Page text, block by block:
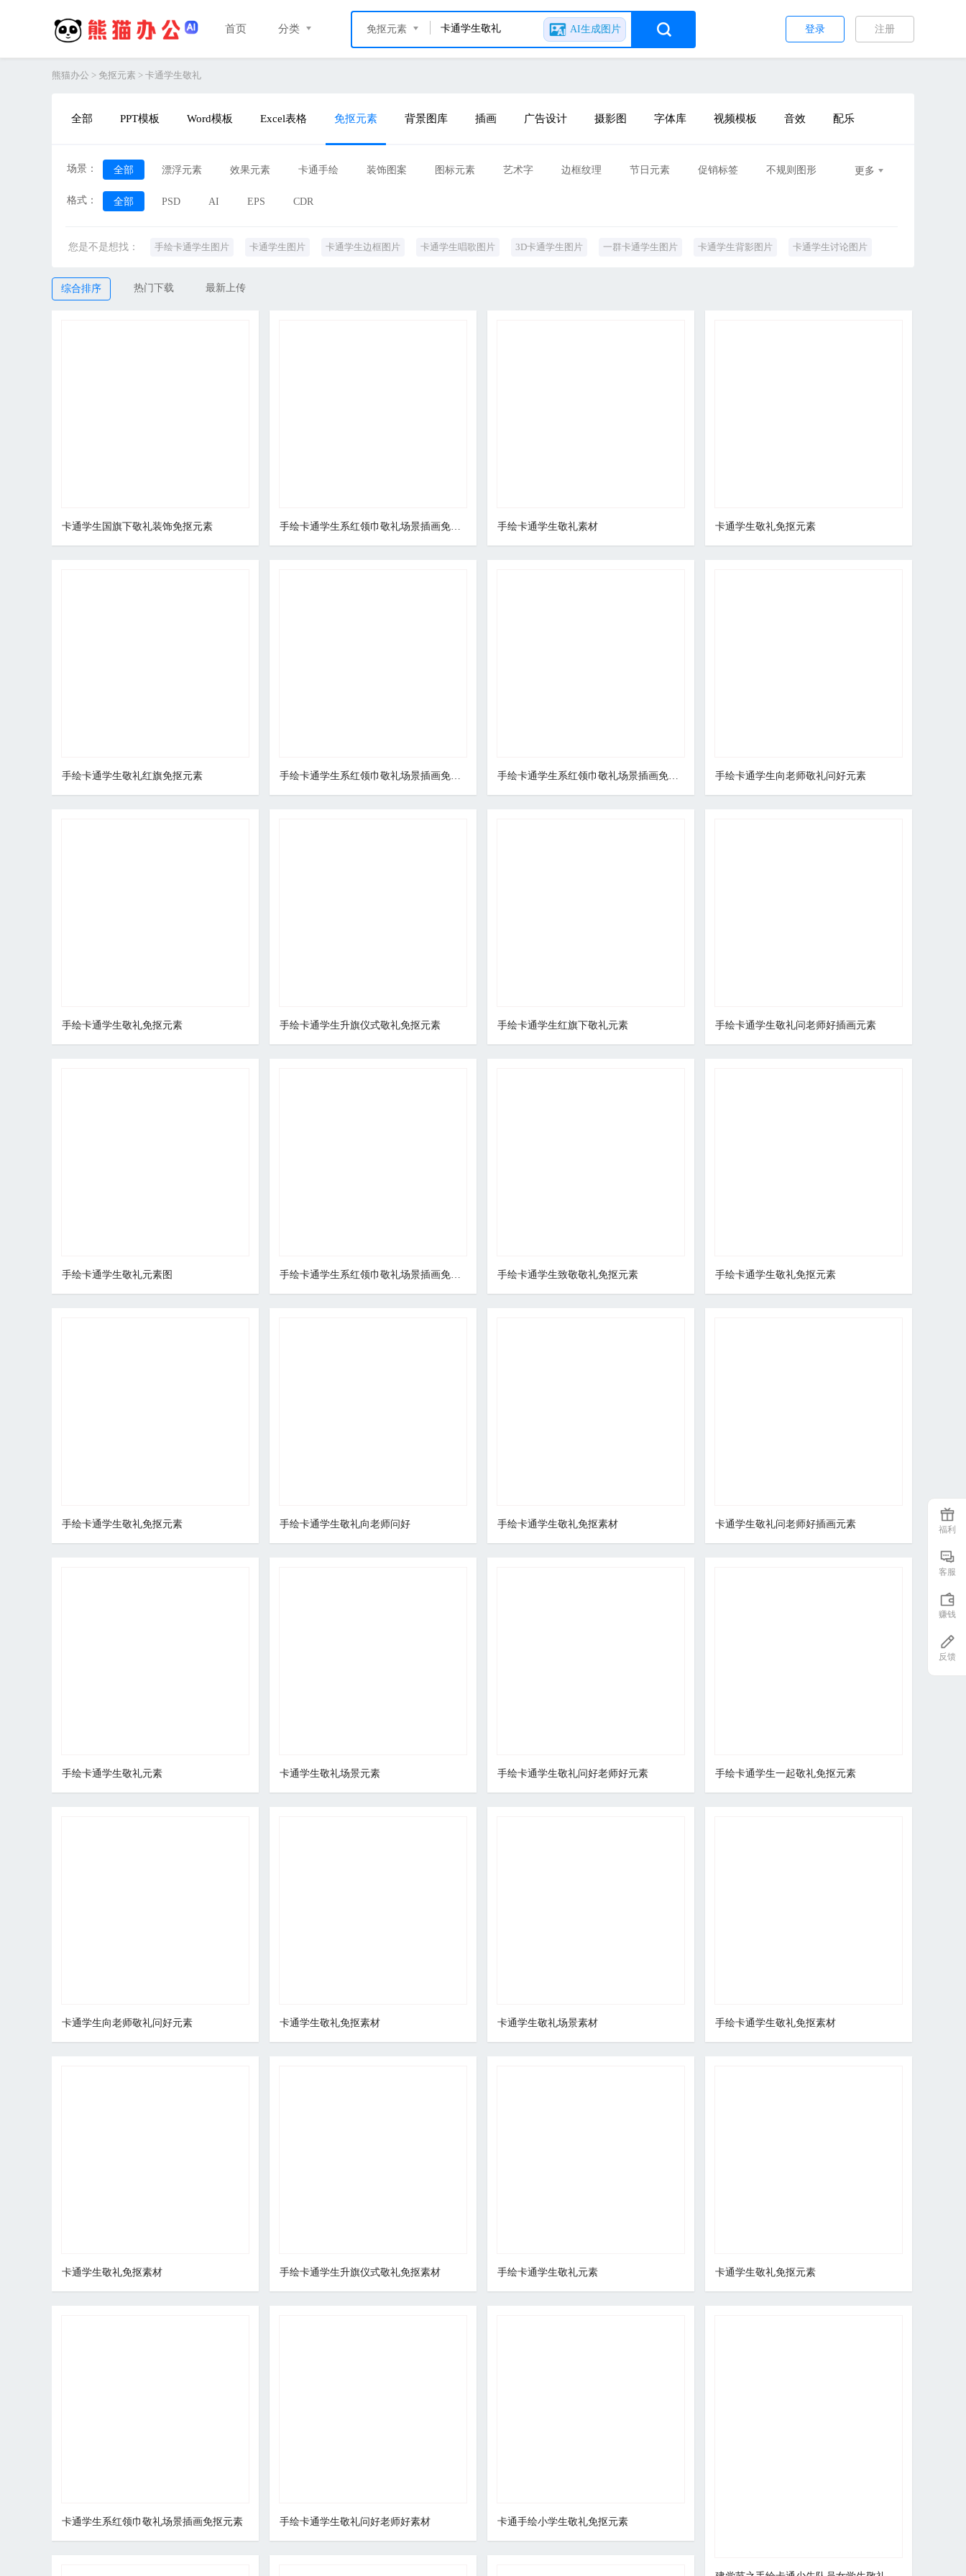
首页 分类 免抠元素 AI生成图片 注册
登录
熊猫办公 > 免抠元素 > 卡通学生敬礼
全部 PPT模板 Word模板 Excel表格 免抠元素 背景图库 插画 广告设计 摄影图 字体库 视频模板 音效 配乐
场景： 全部 漂浮元素 效果元素 卡通手绘 装饰图案 图标元素 艺术字 边框纹理 节日元素 促销标签 不规则图形
3D素材 PPT元素 产品实物 数字艺术
更多
格式： 全部 PSD AI EPS CDR
您是不是想找： 手绘卡通学生图片 卡通学生图片 卡通学生边框图片 卡通学生唱歌图片 3D卡通学生图片 一群卡通学生图片 卡通学生背影图片 卡通学生讨论图片
综合排序
热门下载 最新上传
卡通学生国旗下敬礼装饰免抠元素 手绘卡通学生系红领巾敬礼场景插画免抠元素 手绘卡通学生敬礼素材 卡通学生敬礼免抠元素
手绘卡通学生敬礼红旗免抠元素 手绘卡通学生系红领巾敬礼场景插画免抠元素 手绘卡通学生系红领巾敬礼场景插画免抠元素 手绘卡通学生向老师敬礼问好元素
手绘卡通学生敬礼免抠元素 手绘卡通学生升旗仪式敬礼免抠元素 手绘卡通学生红旗下敬礼元素 手绘卡通学生敬礼问老师好插画元素
手绘卡通学生敬礼元素图 手绘卡通学生系红领巾敬礼场景插画免抠元素 手绘卡通学生致敬敬礼免抠元素 手绘卡通学生敬礼免抠元素
手绘卡通学生敬礼免抠元素 手绘卡通学生敬礼向老师问好 手绘卡通学生敬礼免抠素材 卡通学生敬礼问老师好插画元素
手绘卡通学生敬礼元素 卡通学生敬礼场景元素 手绘卡通学生敬礼问好老师好元素 手绘卡通学生一起敬礼免抠元素
卡通学生向老师敬礼问好元素 卡通学生敬礼免抠素材 卡通学生敬礼场景素材 手绘卡通学生敬礼免抠素材
卡通学生敬礼免抠素材 手绘卡通学生升旗仪式敬礼免抠素材 手绘卡通学生敬礼元素 卡通学生敬礼免抠元素
卡通学生系红领巾敬礼场景插画免抠元素 手绘卡通学生敬礼问好老师好素材 卡通手绘小学生敬礼免抠元素
福利
客服
赚钱
反馈